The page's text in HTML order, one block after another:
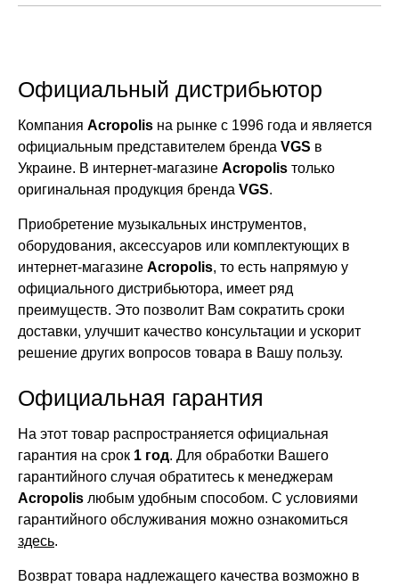
Официальный дистрибьютор
Компания Acropolis на рынке с 1996 года и является
официальным представителем бренда VGS в
Украине. В интернет-магазине Acropolis только
оригинальная продукция бренда VGS.
Приобретение музыкальных инструментов,
оборудования, аксессуаров или комплектующих в
интернет-магазине Acropolis, то есть напрямую у
официального дистрибьютора, имеет ряд
преимуществ. Это позволит Вам сократить сроки
доставки, улучшит качество консультации и ускорит
решение других вопросов товара в Вашу пользу.
Официальная гарантия
На этот товар распространяется официальная
гарантия на срок 1 год. Для обработки Вашего
гарантийного случая обратитесь к менеджерам
Acropolis любым удобным способом. С условиями
гарантийного обслуживания можно ознакомиться
здесь.
Возврат товара надлежащего качества возможно в